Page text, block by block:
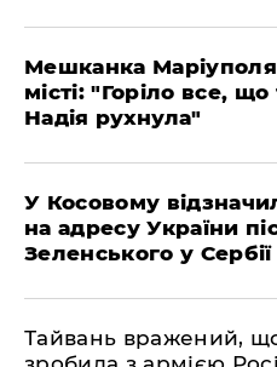
Мешканка
місті: "Горіло все,
Надія рухнула"
У Косовому
на адресу України
Зеленського у Сербії
Тайвань вражений,